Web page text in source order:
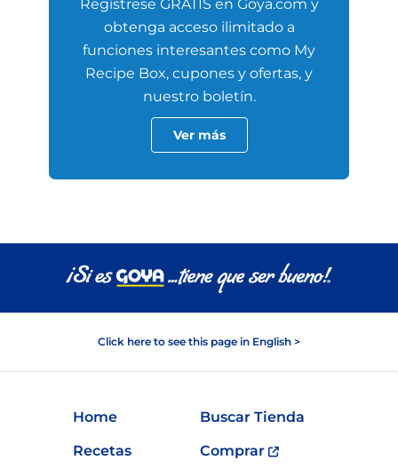
Regístrese GRATIS en Goya.com y
obtenga acceso ilimitado a
funciones interesantes como My
Recipe Box, cupones y ofertas, y
nuestro boletín.
Ver más
Click here to see this page in English >
Home
Buscar Tienda
Recetas
Comprar